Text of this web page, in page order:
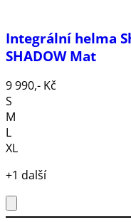
Integrální helma
SHADOW Mat
9 990,- Kč
S
M
L
XL
+1 další